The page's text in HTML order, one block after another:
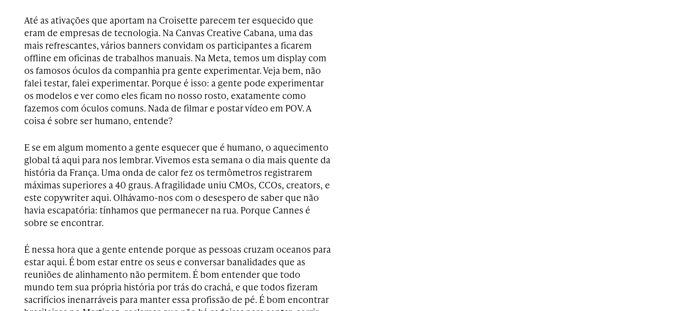
Até as ativações que aportam na Croisette parecem ter esquecido que
eram de empresas de tecnologia. Na Canvas Creative Cabana, uma das
mais refrescantes, vários banners convidam os participantes a ficarem
offline em oficinas de trabalhos manuais. Na Meta, temos um display com
os famosos óculos da companhia pra gente experimentar. Veja bem, não
falei testar, falei experimentar. Porque é isso: a gente pode experimentar
os modelos e ver como eles ficam no nosso rosto, exatamente como
fazemos com óculos comuns. Nada de filmar e postar vídeo em POV. A
coisa é sobre ser humano, entende?
E se em algum momento a gente esquecer que é humano, o aquecimento
global tá aqui para nos lembrar. Vivemos esta semana o dia mais quente da
história da França. Uma onda de calor fez os termômetros registrarem
máximas superiores a 40 graus. A fragilidade uniu CMOs, CCOs, creators, e
este copywriter aqui. Olhávamo-nos com o desespero de saber que não
havia escapatória: tínhamos que permanecer na rua. Porque Cannes é
sobre se encontrar.
É nessa hora que a gente entende porque as pessoas cruzam oceanos para
estar aqui. É bom estar entre os seus e conversar banalidades que as
reuniões de alinhamento não permitem. É bom entender que todo
mundo tem sua própria história por trás do crachá, e que todos fizeram
sacrifícios inenarráveis para manter essa profissão de pé. É bom encontrar